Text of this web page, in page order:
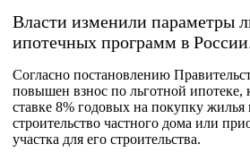
Власти изменили параметры
ипотечных программ в
Согласно постановлению
повышен взнос по льготной ипотеке,
ставке 8% годовых на покупку жилья
строительство частного дома или
участка для его строительства.